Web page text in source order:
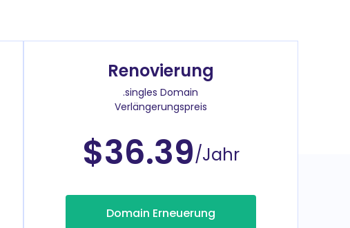
Renovierung
.singles Domain
Verlängerungspreis
$36.39/Jahr
Domain Erneuerung